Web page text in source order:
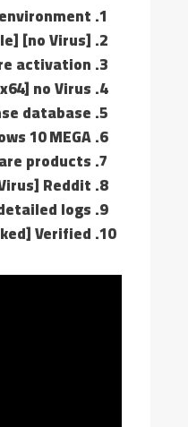
[no Virus]
activation
no Virus
database
10 MEGA
products
Reddit
logs
Verified